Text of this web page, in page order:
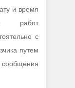
и время
работ
с
путем